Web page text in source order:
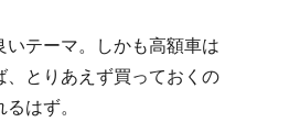
テーマ。しかも高額車は
とりあえず買っておくの
はず。